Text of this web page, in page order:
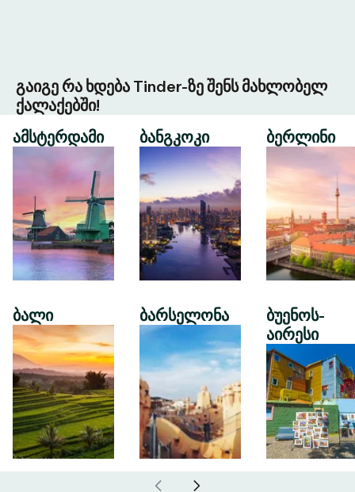
გაიგე რა ხდება Tinder-ზე შენს მახლობელ
ქალაქებში!
ამსტერდამი
ბალი
ბანგკოკი
ბარსელონა
ბერლინი
ბუენოს-
აირესი